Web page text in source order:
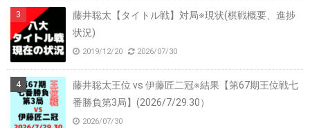
藤井聡太【タイトル戦】対局※現状(棋戦概要、進捗
状況)
2019/12/20 2026/07/30
藤井聡太王位 vs 伊藤匠二冠※結果【第67期王位戦七
番勝負第3局】(2026/7/29.30）
2026/07/30